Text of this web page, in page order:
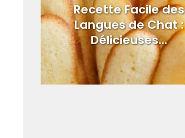
Recette Facile des
Langues de Chat :
Délicieuses...